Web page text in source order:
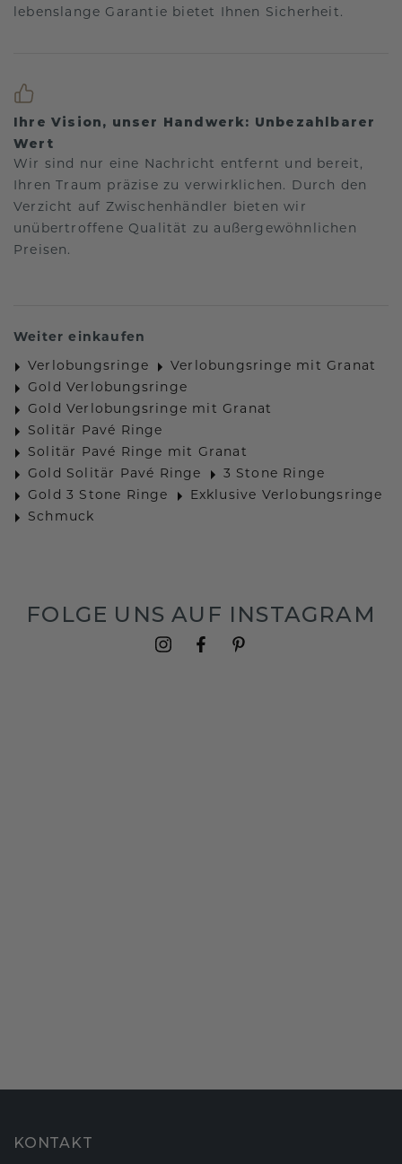
lebenslange Garantie bietet Ihnen Sicherheit.
Ihre Vision, unser Handwerk: Unbezahlbarer
Wert
Wir sind nur eine Nachricht entfernt und bereit,
Ihren Traum präzise zu verwirklichen. Durch den
Verzicht auf Zwischenhändler bieten wir
unübertroffene Qualität zu außergewöhnlichen
Preisen.
Weiter einkaufen
Verlobungsringe
Verlobungsringe mit Granat
Gold Verlobungsringe
Gold Verlobungsringe mit Granat
Solitär Pavé Ringe
Solitär Pavé Ringe mit Granat
Gold Solitär Pavé Ringe
3 Stone Ringe
Gold 3 Stone Ringe
Exklusive Verlobungsringe
Schmuck
FOLGE UNS AUF INSTAGRAM
KONTAKT